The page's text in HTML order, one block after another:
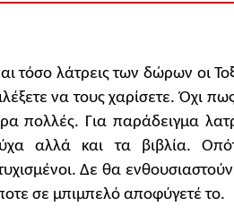
τόσο λάτρεις των δώρων οι
να τους χαρίσετε. Όχι
πολλές. Για παράδειγμα
αλλά και τα βιβλία.
Δε θα
σε μπιμπελό αποφύγετέ το.